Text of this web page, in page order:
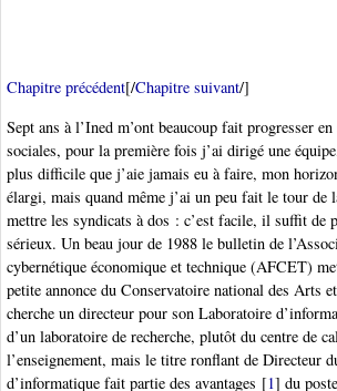
Chapitre précédent[/Chapitre suivant/]
Sept ans à l’Ined m’ont beaucoup fait progresser
sociales, pour la première fois j’ai dirigé une
plus difficile que j’aie jamais eu à faire, mon
élargi, mais quand même j’ai un peu fait le tour de
mettre les syndicats à dos : c’est facile, il suffit de
sérieux. Un beau jour de 1988 le bulletin de
cybernétique économique et technique (AFCET)
petite annonce du Conservatoire national des Arts
cherche un directeur pour son Laboratoire
d’un laboratoire de recherche, plutôt du centre de
l’enseignement, mais le titre ronflant de Directeur
d’informatique fait partie des avantages [1] du